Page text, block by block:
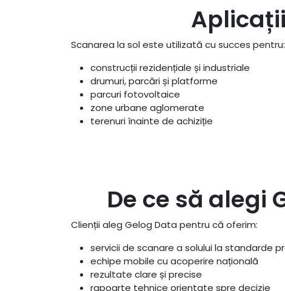
Scanarea la sol este utilizată cu succes pentru:
construcții rezidențiale și industriale
drumuri, parcări și platforme
parcuri fotovoltaice
zone urbane aglomerate
terenuri înainte de achiziție
De ce să alegi
Clienții aleg Gelog Data pentru că oferim:
servicii de scanare a solului la standarde
echipe mobile cu acoperire națională
rezultate clare și precise
rapoarte tehnice orientate spre decizie